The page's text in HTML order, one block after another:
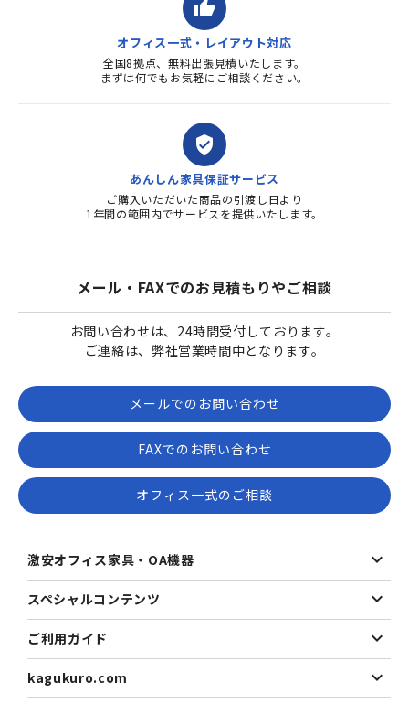
thumb_up
オフィス一式・レイアウト対応
全国8拠点、無料出張見積いたします。
まずは何でもお気軽にご相談ください。
verified_user
あんしん家具保証サービス
ご購入いただいた商品の引渡し日より
1年間の範囲内でサービスを提供いたします。
メール・FAXでのお見積もりやご相談
お問い合わせは、24時間受付しております。
ご連絡は、弊社営業時間中となります。
メールでのお問い合わせ
FAXでのお問い合わせ
オフィス一式のご相談
激安オフィス家具・OA機器
スペシャルコンテンツ
ご利用ガイド
kagukuro.com